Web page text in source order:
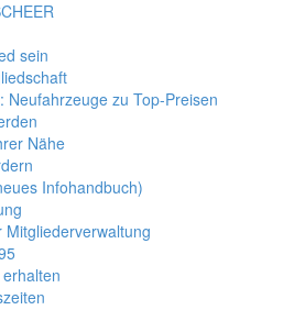
sein
Neufahrzeuge zu Top-Preisen
Nähe
Infohandbuch)